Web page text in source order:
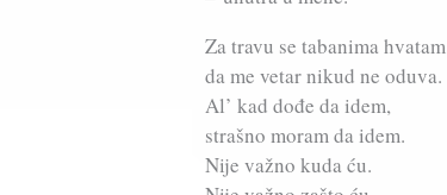
Za travu se tabanima hvatam
da me vetar nikud ne oduva.
Al’ kad dođe da idem,
strašno moram da idem.
Nije važno kuda ću.